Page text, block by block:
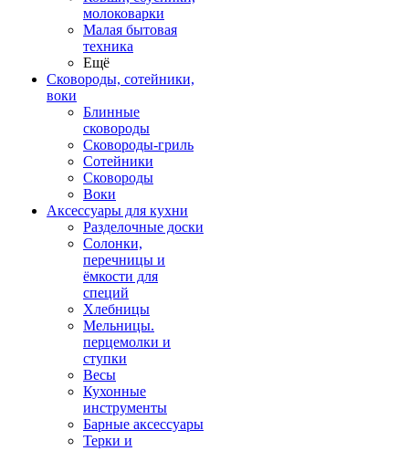
молоковарки
Малая бытовая
техника
Ещё
Сковороды, сотейники,
воки
Блинные
сковороды
Сковороды-гриль
Сотейники
Сковороды
Воки
Аксессуары для кухни
Разделочные доски
Солонки,
перечницы и
ёмкости для
специй
Хлебницы
Мельницы.
перцемолки и
ступки
Весы
Кухонные
инструменты
Барные аксессуары
Терки и